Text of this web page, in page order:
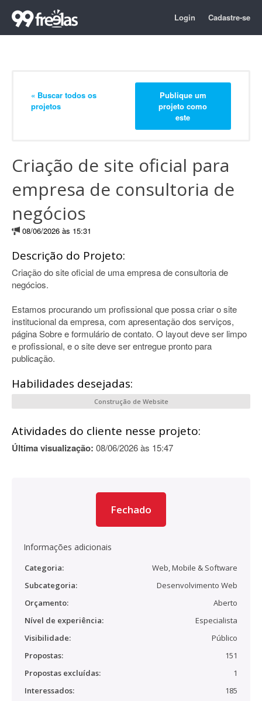
Login Cadastre-se
« Buscar todos os
projetos
Publique um
projeto como
este
Criação de site oficial para
empresa de consultoria de
negócios
08/06/2026 às 15:31
Descrição do Projeto:
Criação do site oficial de uma empresa de consultoria de
negócios.
Estamos procurando um profissional que possa criar o site
institucional da empresa, com apresentação dos serviços,
página Sobre e formulário de contato. O layout deve ser limpo
e profissional, e o site deve ser entregue pronto para
publicação.
Habilidades desejadas:
Construção de Website
Atividades do cliente nesse projeto:
Última visualização: 08/06/2026 às 15:47
Fechado
Informações adicionais
Categoria:
Web, Mobile & Software
Subcategoria:
Desenvolvimento Web
Orçamento:
Aberto
Nível de experiência:
Especialista
Visibilidade:
Público
Propostas:
151
Propostas excluídas:
1
Interessados:
185